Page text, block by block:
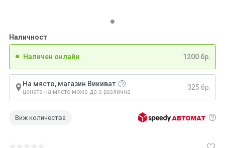
Наличност
Наличен онлайн 1200 бр.
На място, магазин Викиват
цената на място може да е различна
325 бр.
Виж количества